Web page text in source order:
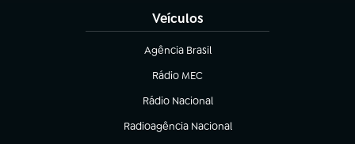
Veículos
Agência Brasil
(abre em nova aba)
Rádio MEC
(abre em nova aba)
Rádio Nacional
Radioagência Nacional
(abre em nova aba)